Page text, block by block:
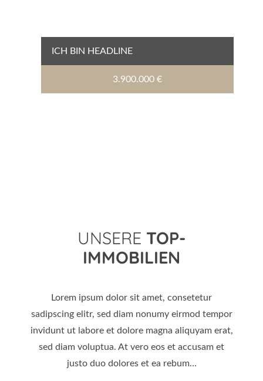
ICH BIN HEADLINE
3.900.000 €
UNSERE TOP-
IMMOBILIEN
Lorem ipsum dolor sit amet, consetetur
sadipscing elitr, sed diam nonumy eirmod tempor
invidunt ut labore et dolore magna aliquyam erat,
sed diam voluptua. At vero eos et accusam et
justo duo dolores et ea rebum…